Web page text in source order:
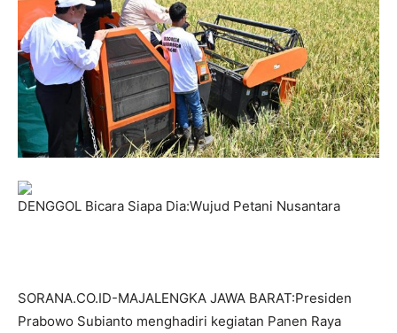
DENGGOL Bicara Siapa Dia:Wujud Petani Nusantara
SORANA.CO.ID-MAJALENGKA JAWA BARAT:Presiden
Prabowo Subianto menghadiri kegiatan Panen Raya